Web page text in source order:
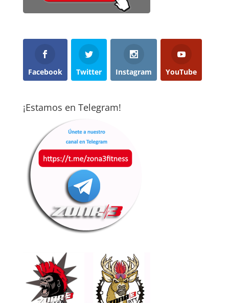
Facebook Twitter Instagram YouTube
¡Estamos en Telegram!